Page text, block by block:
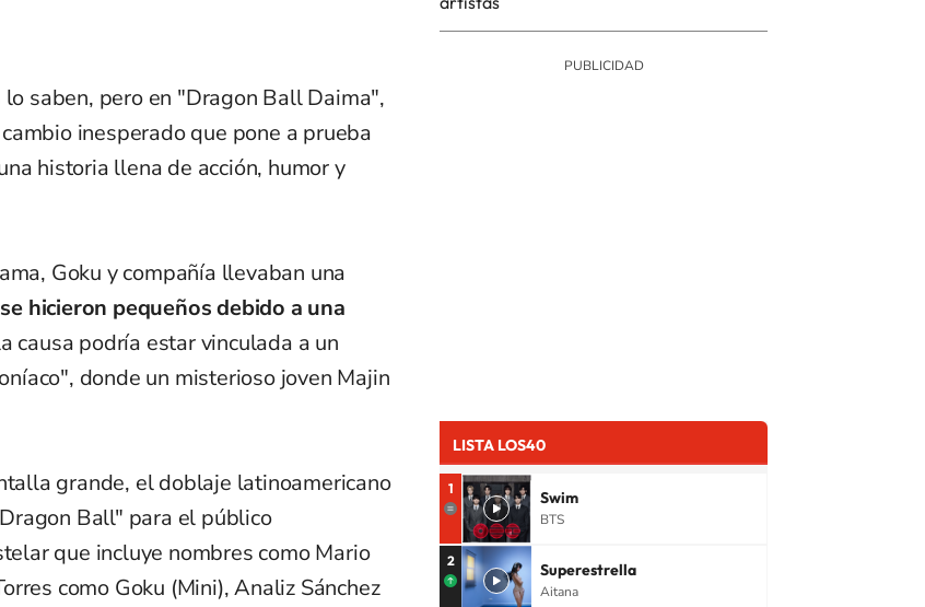
saben, pero en "Dragon Ball Daima",
inesperado que pone a prueba
historia llena de acción, humor y
Goku y compañía llevaban una
se hicieron pequeños debido a una
causa podría estar vinculada a un
donde un misterioso joven Majin
grande, el doblaje latinoamericano
Ball" para el público
que incluye nombres como Mario
como Goku (Mini), Analiz Sánchez
LISTA LOS40
1 Swim
BTS
2 Superestrella
Aitana